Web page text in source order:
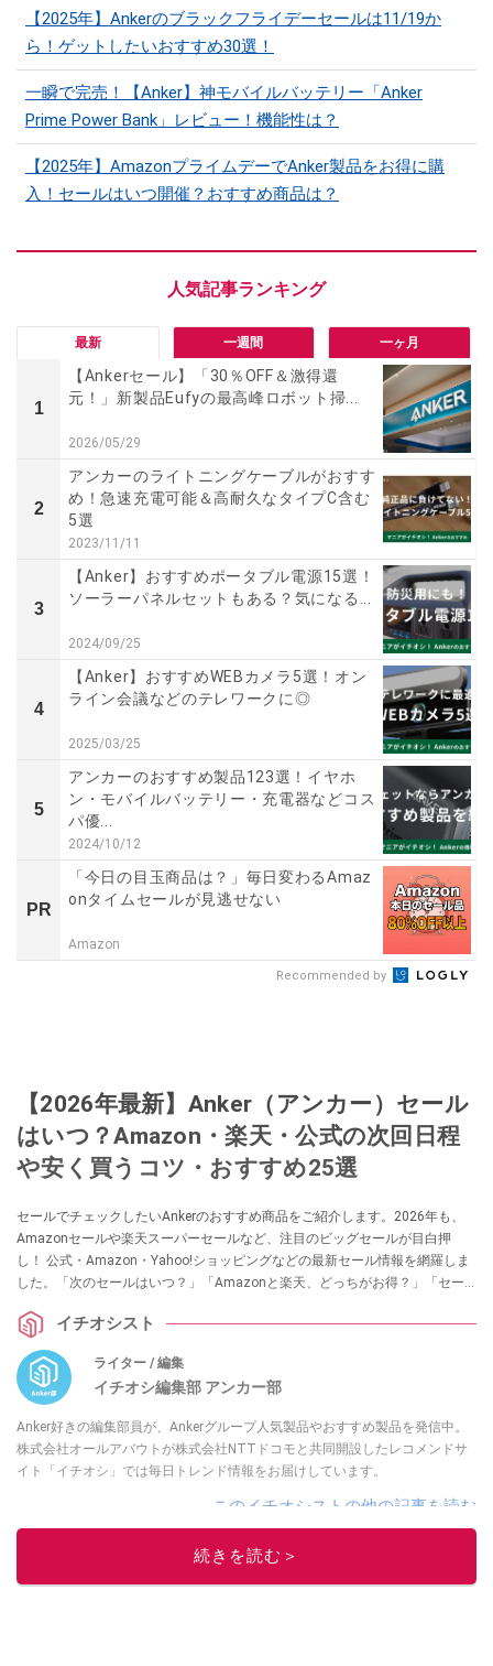
【2025年】Ankerのブラックフライデーセールは11/19か
ら！ゲットしたいおすすめ30選！
一瞬で完売！【Anker】神モバイルバッテリー「Anker
Prime Power Bank」レビュー！機能性は？
【2025年】AmazonプライムデーでAnker製品をお得に購
入！セールはいつ開催？おすすめ商品は？
最新 一週間 一ヶ月
1
【Ankerセール】「30％OFF＆激得還
元！」新製品Eufyの最高峰ロボット掃...
2026/05/29
2
アンカーのライトニングケーブルがおすす
め！急速充電可能＆高耐久なタイプC含む
5選
2023/11/11
3
【Anker】おすすめポータブル電源15選！
ソーラーパネルセットもある？気になる...
2024/09/25
4
【Anker】おすすめWEBカメラ5選！オン
ライン会議などのテレワークに◎
2025/03/25
5
アンカーのおすすめ製品123選！イヤホ
ン・モバイルバッテリー・充電器などコス
パ優...
2024/10/12
PR
「今日の目玉商品は？」毎日変わるAmaz
onタイムセールが見逃せない
Amazon
Recommended by
【2026年最新】Anker（アンカー）セール
はいつ？Amazon・楽天・公式の次回日程
や安く買うコツ・おすすめ25選
セールでチェックしたいAnkerのおすすめ商品をご紹介します。2026年も、
Amazonセールや楽天スーパーセールなど、注目のビッグセールが目白押
し！ 公式・Amazon・Yahoo!ショッピングなどの最新セール情報を網羅しま
した。「次のセールはいつ？」「Amazonと楽天、どっちがお得？」「セー
てみてくださいね。
イチオシスト
ライター / 編集
イチオシ編集部 アンカー部
Anker好きの編集部員が、Ankerグループ人気製品やおすすめ製品を発信中。
株式会社オールアバウトが株式会社NTTドコモと共同開設したレコメンドサ
イト「イチオシ」では毎日トレンド情報をお届けしています。
このイチオシストの他の記事を読む
続きを読む＞